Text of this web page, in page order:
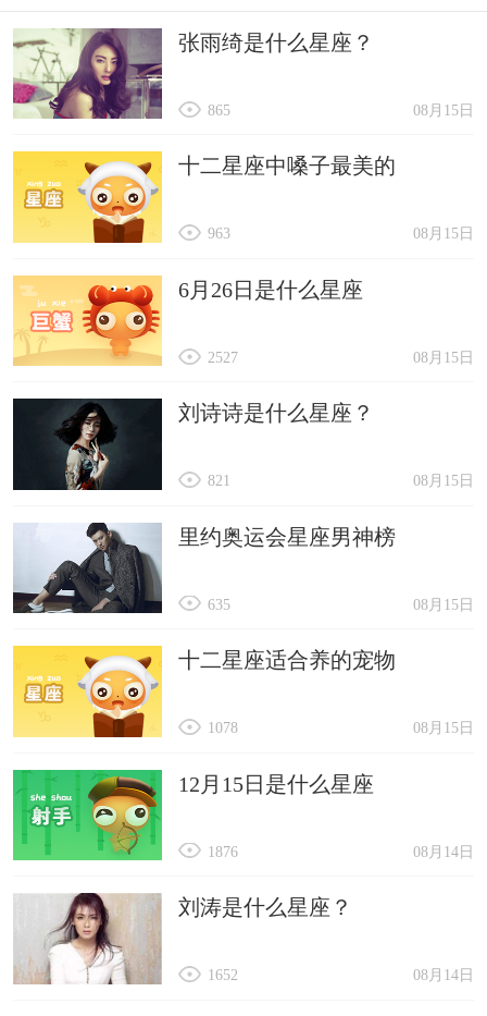
张雨绮是什么星座？
08月15日
865
十二星座中嗓子最美的
08月15日
963
6月26日是什么星座
08月15日
2527
刘诗诗是什么星座？
08月15日
821
里约奥运会星座男神榜
08月15日
635
十二星座适合养的宠物
08月15日
1078
12月15日是什么星座
08月14日
1876
刘涛是什么星座？
08月14日
1652